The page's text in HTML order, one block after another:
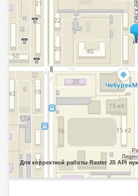
Для корректной работы Raster JS API